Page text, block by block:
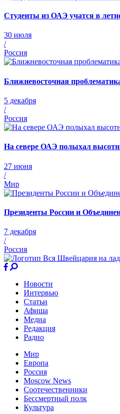
Студенты из ОАЭ учатся в
30 июля
/
Россия
Ближневосточная
5 декабря
/
Россия
На севере ОАЭ полыхал
27 июня
/
Мир
Президенты России и
7 декабря
/
Россия
Новости
Интервью
Статьи
Афиша
Медиа
Редакция
Радио
Мир
Европа
Россия
Moscow News
Соотечественники
Бессмертный полк
Культура